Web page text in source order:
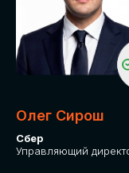
Олег Сирош
Сбер
Управляющий